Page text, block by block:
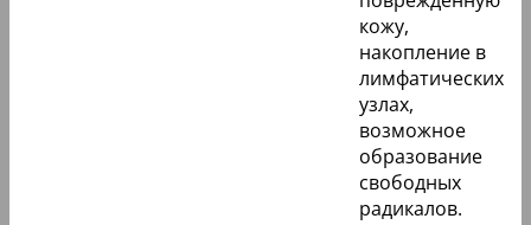
кожу,
накопление в
лимфатических
узлах,
возможное
образование
свободных
радикалов.